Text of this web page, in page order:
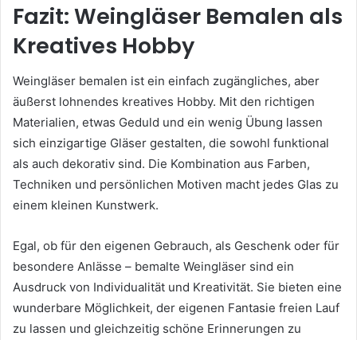
Fazit: Weingläser Bemalen als
Kreatives Hobby
Weingläser bemalen ist ein einfach zugängliches, aber
äußerst lohnendes kreatives Hobby. Mit den richtigen
Materialien, etwas Geduld und ein wenig Übung lassen
sich einzigartige Gläser gestalten, die sowohl funktional
als auch dekorativ sind. Die Kombination aus Farben,
Techniken und persönlichen Motiven macht jedes Glas zu
einem kleinen Kunstwerk.
Egal, ob für den eigenen Gebrauch, als Geschenk oder für
besondere Anlässe – bemalte Weingläser sind ein
Ausdruck von Individualität und Kreativität. Sie bieten eine
wunderbare Möglichkeit, der eigenen Fantasie freien Lauf
zu lassen und gleichzeitig schöne Erinnerungen zu